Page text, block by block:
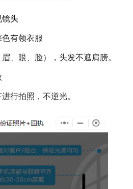
镜头
有领衣服
、眼、脸），头发不遮肩膀。
行拍照，不逆光。